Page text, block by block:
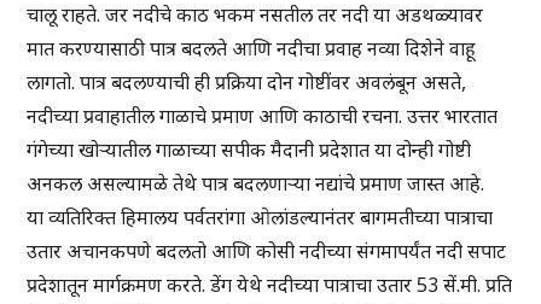
चालू राहते. जर नदीचे काठ भकम नसतील तर नदी या अडथळ्यावर
मात करण्यासाठी पात्र बदलते आणि नदीचा प्रवाह नव्या दिशेने वाहू
लागतो. पात्र बदलण्याची ही प्रक्रिया दोन गोष्टींवर अवलंबून असते,
नदीच्या प्रवाहातील गाळाचे प्रमाण आणि काठाची रचना. उत्तर भारतात
गंगेच्या खोऱ्यातील गाळाच्या सपीक मैदानी प्रदेशात या दोन्ही गोष्टी
अनकल असल्यामळे तेथे पात्र बदलणाऱ्या नद्यांचे प्रमाण जास्त आहे.
या व्यतिरिक्त हिमालय पर्वतरांगा ओलांडल्यानंतर बागमतीच्या पात्राचा
उतार अचानकपणे बदलतो आणि कोसी नदीच्या संगमापर्यंत नदी सपाट
प्रदेशातून मार्गक्रमण करते. डेंग येथे नदीच्या पात्राचा उतार 53 सें.मी. प्रति